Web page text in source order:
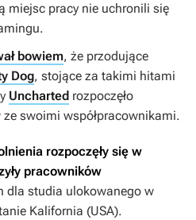
miejsc pracy nie uchronili się
bowiem, że przodujące
Dog, stojące za takimi hitami
Uncharted rozpoczęło
swoimi współpracownikami.
rozpoczęły się w
pracowników
dla studia ulokowanego w
Kalifornia (USA).